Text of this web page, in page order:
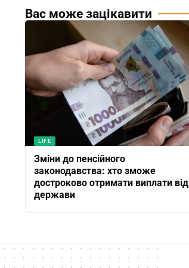
Вас може зацікавити
LIFE
Зміни до пенсійного
законодавства: хто зможе
достроково отримати виплати від
держави